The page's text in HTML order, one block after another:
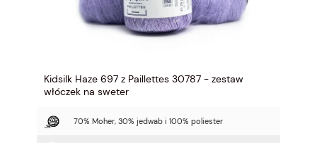
Kidsilk Haze 697 z Paillettes 30787 - zestaw
włóczek na sweter
70% Moher, 30% jedwab i 100% poliester